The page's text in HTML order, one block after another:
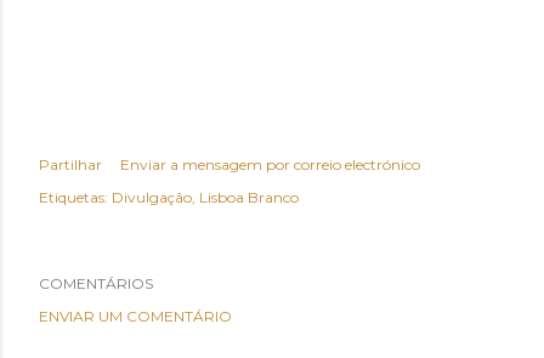
Partilhar
Enviar a mensagem por correio electrónico
Etiquetas: Divulgação Lisboa Branco
COMENTÁRIOS
ENVIAR UM COMENTÁRIO